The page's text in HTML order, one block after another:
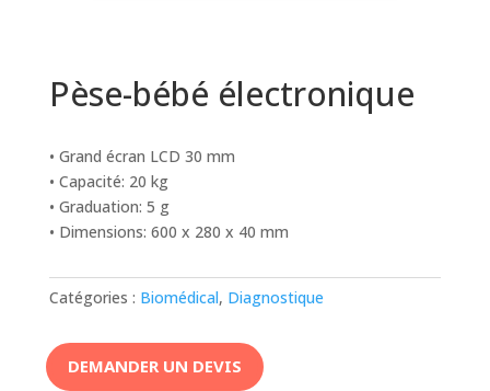
Pèse-bébé électronique
• Grand écran LCD 30 mm
• Capacité: 20 kg
• Graduation: 5 g
• Dimensions: 600 x 280 x 40 mm
Catégories : Biomédical, Diagnostique
DEMANDER UN DEVIS